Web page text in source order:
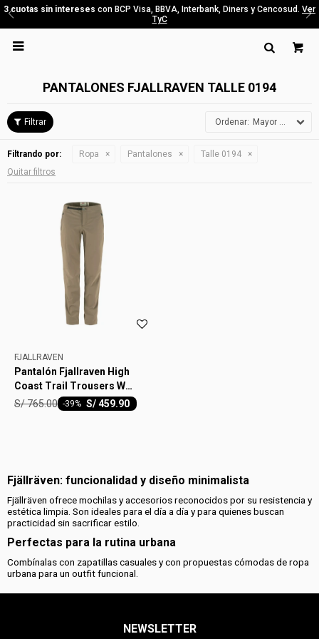
3 cuotas sin intereses con BCP Visa, BBVA, Interbank, Diners y Cencosud. Ver
TyC

PANTALONES FJALLRAVEN TALLE 0194
Mayor precio
Filtrando por: Ropa Pantalones
Talle 0194
Quitar filtros
FJALLRAVEN
Pantalón Fjallraven High
Coast Trail Trousers W
Mujer
S/459.90
-39
S/765.00
Fjällräven: funcionalidad y diseño minimalista
Fjällräven ofrece mochilas y accesorios reconocidos por su resistencia y
estética limpia. Son ideales para el día a día y para quienes buscan
practicidad sin sacrificar estilo.
Perfectas para la rutina urbana
Combínalas con zapatillas casuales y con propuestas cómodas de ropa
urbana para un outfit funcional.
NEWSLETTER